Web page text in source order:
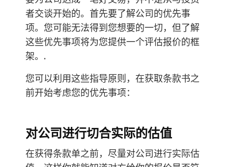
者交谈开始的。首先要了解公司的优先事
项。您可能无法得到您想要的一切，但了解
这些优先事项将为您提供一个评估报价的框
架。.
您可以利用这些指导原则，在获取条款书之
前开始考虑您的优先事项：
对公司进行切合实际的估值
在获得条款单之前，尽量对公司进行实际估